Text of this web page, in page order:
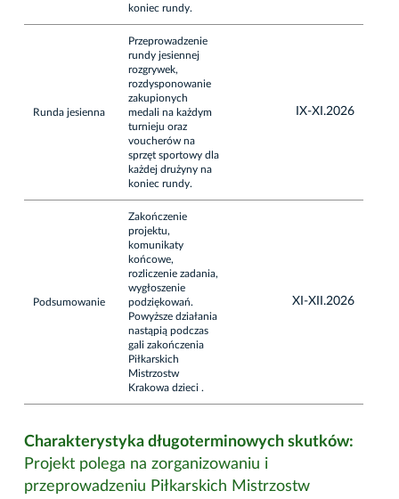
koniec rundy.
Runda jesienna
Przeprowadzenie
rundy jesiennej
rozgrywek,
rozdysponowanie
zakupionych
medali na każdym
turnieju oraz
voucherów na
sprzęt sportowy dla
każdej drużyny na
koniec rundy.
IX-XI.2026
Podsumowanie
Zakończenie
projektu,
komunikaty
końcowe,
rozliczenie zadania,
wygłoszenie
podziękowań.
Powyższe działania
nastąpią podczas
gali zakończenia
Piłkarskich
Mistrzostw
Krakowa dzieci .
XI-XII.2026
Charakterystyka długoterminowych skutków:
Projekt polega na zorganizowaniu i
przeprowadzeniu Piłkarskich Mistrzostw